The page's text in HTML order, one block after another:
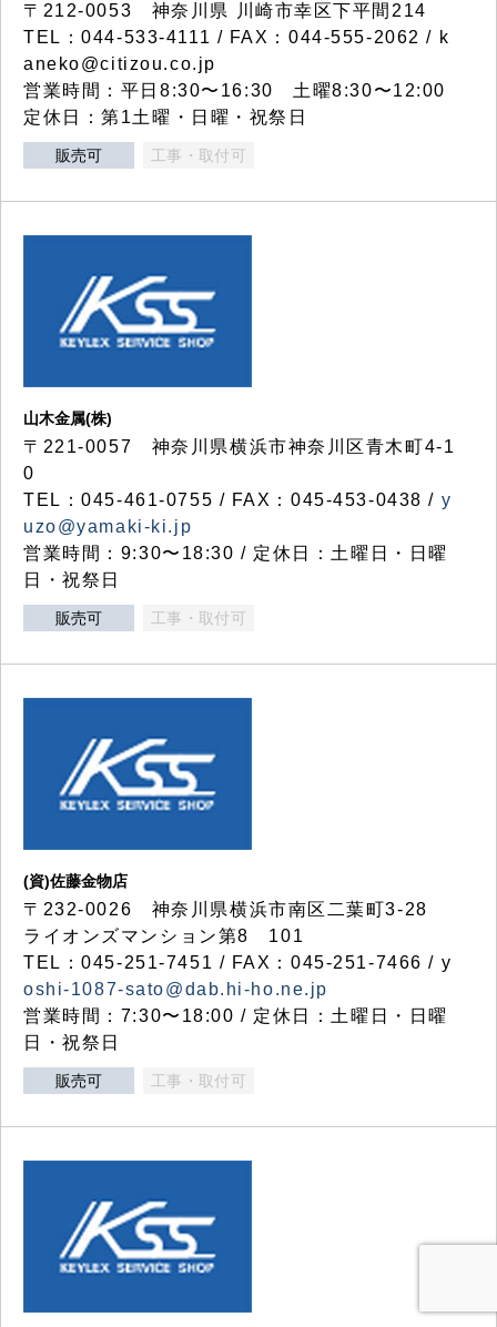
〒212-0053 神奈川県 川崎市幸区下平間214
TEL：044-533-4111 / FAX：044-555-2062 / k
aneko@citizou.co.jp
営業時間：平日8:30〜16:30 土曜8:30〜12:00
定休日：第1土曜・日曜・祝祭日
販売可 工事・取付可
山木金属(株)
〒221-0057 神奈川県横浜市神奈川区青木町4-1
0
TEL：045-461-0755 / FAX：045-453-0438 / y
uzo@yamaki-ki.jp
営業時間：9:30〜18:30 / 定休日：土曜日・日曜
日・祝祭日
販売可 工事・取付可
(資)佐藤金物店
〒232-0026 神奈川県横浜市南区二葉町3-28
ライオンズマンション第8 101
TEL：045-251-7451 / FAX：045-251-7466 / y
oshi-1087-sato@dab.hi-ho.ne.jp
営業時間：7:30〜18:00 / 定休日：土曜日・日曜
日・祝祭日
販売可 工事・取付可